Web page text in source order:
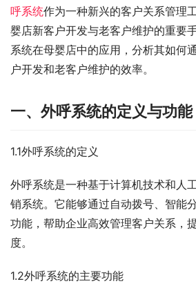
呼系统作为一种新兴的客户关系管理
婴店新客户开发与老客户维护的重要
系统在母婴店中的应用，分析其如何
户开发和老客户维护的效率。
一、外呼系统的定义与功能
1.1外呼系统的定义
外呼系统是一种基于计算机技术和人
销系统。它能够通过自动拨号、智能
功能，帮助企业高效管理客户关系，
度。
1.2外呼系统的主要功能